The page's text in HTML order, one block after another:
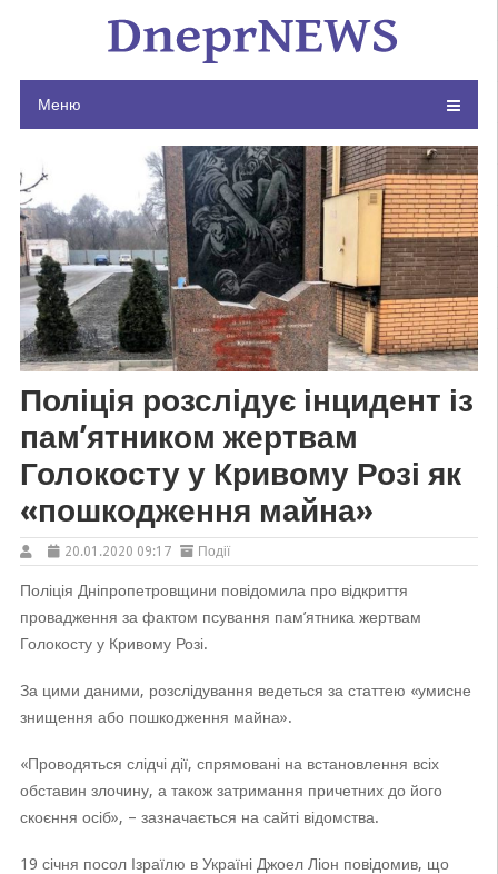
Меню
Поліція розслідує інцидент із
пам’ятником жертвам
Голокосту у Кривому Розі як
«пошкодження майна»
20.01.2020 09:17 Події
Поліція Дніпропетровщини повідомила про відкриття
провадження за фактом псування пам’ятника жертвам
Голокосту у Кривому Розі.
За цими даними, розслідування ведеться за статтею «умисне
знищення або пошкодження майна».
«Проводяться слідчі дії, спрямовані на встановлення всіх
обставин злочину, а також затримання причетних до його
скоєння осіб», – зазначається на сайті відомства.
19 січня посол Ізраїлю в Україні Джоел Ліон повідомив, що